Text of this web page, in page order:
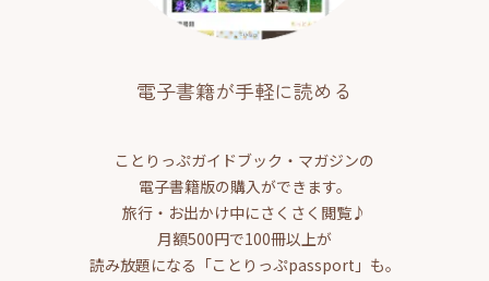
電子書籍が手軽に読める
ことりっぷガイドブック・マガジンの
電子書籍版の購入ができます。
旅行・お出かけ中にさくさく閲覧♪
月額500円で100冊以上が
読み放題になる「ことりっぷpassport」も。